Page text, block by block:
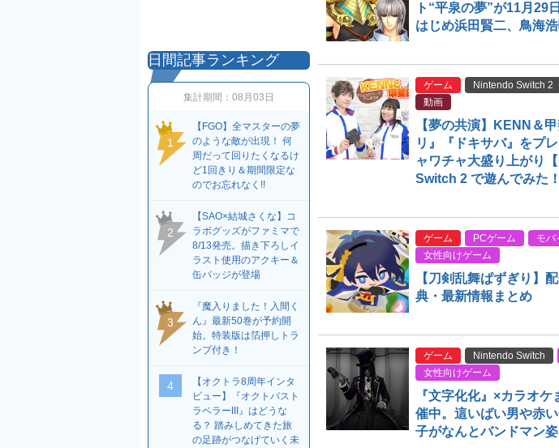
ト“平泉の夢”が11月29
はじめ浜田賢二、鳥海
ゲーム Nintendo Switch 2
動画
【夢の共演】KENN＆
リ』『ドキサバ』をプ
ャワチャ大盛り上がり
Switch 2 で遊んでみた！
ゲーム PCゲーム
モバ
女性向けゲーム
【刀剣乱舞ぱずぎり】
典・最新情報まとめ
ゲーム Nintendo Switch
女性向けゲーム
『文字化化』×カラオ
催中。這いばい男や赤
子がなんとバンドマン姿
日間記事ランキング
集計期間： 08月03日
1
【FGO】全マスターの夢
のような敵が出現！ 何
周だって回りたくなるけ
ど1回きり＆期間限定な
のでお忘れなく!!
2
【SAO×結城さくな】コ
ラボグッズがファミマで
8/13発売。描き下ろしイ
ラスト使用のアクキー＆
缶バッジが登場
3
『魔入りました！入間く
ん』最新50巻が予約開
始。特装版は箔押しトラ
ンプ付き！
4
【オクトラ8周年インタ
ビュー】『オクトパスト
ラベラーIII』はどうな
る？ 踏みしめてきた旅
の足跡がつなげていく未